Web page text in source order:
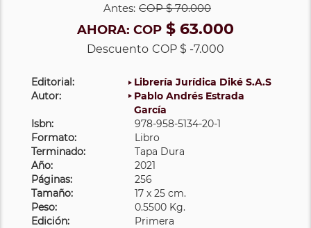
Antes: COP$ 70.000
AHORA: COP $ 63.000
Descuento COP $ -7.000
Editorial:
Librería Jurídica Diké S.A.S
Autor:
Pablo Andrés Estrada
García
Isbn:
978-958-5134-20-1
Formato:
Libro
Terminado:
Tapa Dura
Año:
2021
Páginas:
256
Tamaño:
17 x 25 cm.
Peso:
0.5500 Kg.
Edición:
Primera